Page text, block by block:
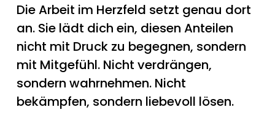
Die Arbeit im Herzfeld setzt genau dort
an. Sie lädt dich ein, diesen Anteilen
nicht mit Druck zu begegnen, sondern
mit Mitgefühl. Nicht verdrängen,
sondern wahrnehmen. Nicht
bekämpfen, sondern liebevoll lösen.